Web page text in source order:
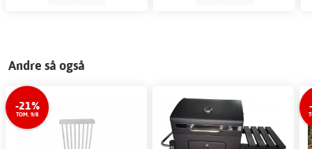
Andre så også
-21%
TOM. 9/8